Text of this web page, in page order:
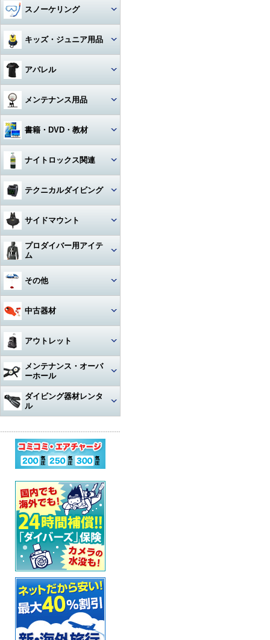
ボートコート
フィンバッグ
スーツバッグ
その他
バッグアクセサリー・パーツ・
その他
カラビナ・フック
カレントフック
その他
ルダー
スレート
指示棒
ベル・シェーカー
マスク曇り止め
トランシーバー・水中通話装置
ハンガー
時計（ダイバーウォッチ）
ログブック
リール
フロート
ロープ
日焼け止め・クラゲ除け
冬用アクセサリー・暖かアイテ
ム
キーホルダー
耳栓・耳抜きアイテム
トラベルグッズ
水中遊び道具
ログタンク
保護アイテム
フラッグ
防水アイテム
その他
ライトアクセサリー・パーツ
ベストタイプ
アンクルウェイト
ソフトウェイト
ウェイトベルトアクセサリー・
その他
ケミカルライト・スティックラ
ライフジャケット
アクセサリー・その他
マスク
スノーケル
フリーダイビングコンピュータ
ー
アクセサリー・その他
スノーケリング
セット
マスク・スノーケル
フィン・ブーツ・グローブ
アクセサリー・その他
キッズ・ジュニア用品
ウェット・ウェア・ラッシュ
その他・アクセサリー
アパレル
Tシャツ
パーカー
ジャケット
パンツ
帽子
水着
サングラス
タオル
サンダル
アパレルその他
メンテナンス用品
グリス・オイル
Oリング
ボンド
エアーガン
工具
ホース‐レギュレター
ホース‐BC
ホース‐ゲージ（高圧）
ホース‐ドライスーツ
ホース‐その他
洗浄用品
アダプター
パーツ・その他
書籍・DVD・教材
図鑑
教材
その他
ナイトロックス関連
レギュレター
ゲージ
タンク
アクセサリー・その他
テクニカルダイビング
BC（プラダー・ウィング）
ダイブコンピューター
フィン
タンク関連
アクセサリー・その他
サイドマウント
レギュレター
アクセサリー・その他
プロダイバー用アイテ
ム
マスク・フィン
ウェットスーツ
ドライスーツ
フード
ウェイト
フーカー関連
水中通話装置
作業用道具
その他
激レアアイテム
タンク
タンク
移充填ホース
タンクアクセサリー・その他
簡易潜水器具・緊急浮上用セッ
水中スクーター
水中銃(スピアガン)・手モリ
シャフト
シャフトアクセサリー
スリングゴム
モリ先
ウィッシュボン
ライン
バンジー
コンプレッサー本体
ステッカー
超音波洗浄機
超音波洗浄機
アクセサリー・その他
その他
中古器材
カメラ関連
ダイブコンピュータ
重器材
レギュレター
オクトパス
ゲージ
BCジャケット
オクトパスインフレーター
（AIR-2等）
インフレーター
セット
軽器材
マスク
スノーケル
フィン
ブーツ
グローブ
セット
スーツ
ウェットスーツ
ドライスーツ
フード・ベスト
ボートコート
バッグ
メッシュバッグ
キャスター・キャリーバッグ
ハードケース
ウォータープルーフバッグ
ペリカンケース
レギュレターバッグ
スーツバッグ
アクセサリー
ナイフ
カラビナ・フック
ホース、ゲージ、オクトパス
ホルダー
スレート
指示棒
マスク曇り止め
水中ライト
ウェイト
セーフティーグッズ
フロート・シグナルブイ
ホーン・ブザー
ライフジャケット
タンク
簡易潜水器具
水中銃(スピアガン)・手モリ関
アウトレット
重器材
軽器材
その他
メンテナンス・オーバ
ーホール
レギュレター（1st+2nd）オー
バーホール
ゲージ オーバーホール
インフレーターオクトパス
インフレーター オーバーホー
BC（インフレーター含む）オ
ーバーホール
タンク耐圧検査
タンクバルブ オーバーホール
ダイブコンピューター バッテ
リー交換
エアチャージ
ダイビング器材レンタ
ル
ドライスーツ
キッズ用ウェットスーツ
重器材セット
スノーケリング3点セット
スノーケリングセット
レギュレター
BCジャケット